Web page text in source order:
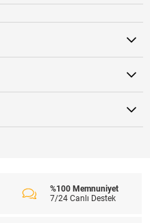
%100 Memnuniyet
7/24 Canlı Destek